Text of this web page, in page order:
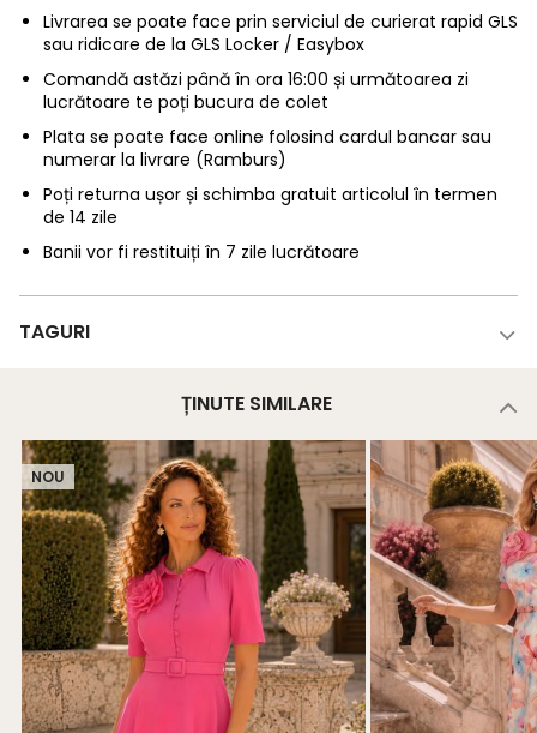
Livrarea se poate face prin serviciul de curierat rapid GLS
sau ridicare de la GLS Locker / Easybox
Comandă astăzi până în ora 16:00 și următoarea zi
lucrătoare te poți bucura de colet
Plata se poate face online folosind cardul bancar sau
numerar la livrare (Ramburs)
Poți returna ușor și schimba gratuit articolul în termen
de 14 zile
Banii vor fi restituiți în 7 zile lucrătoare
TAGURI
ȚINUTE SIMILARE
NOU